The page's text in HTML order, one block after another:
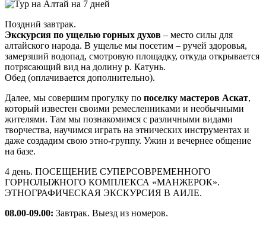
Поздний завтрак.
Экскурсия по ущелью горных духов – место силы для
алтайского народа. В ущелье мы посетим – ручей здоровья,
замерзший водопад, смотровую площадку, откуда открывается
потрясающий вид на долину р. Катунь.
Обед (оплачивается дополнительно).
Далее, мы совершим прогулку по поселку мастеров Аскат,
который известен своими ремесленниками и необычными
жителями. Там мы познакомимся с различными видами
творчества, научимся играть на этнических инструментах и
даже создадим свою этно-группу. Ужин и вечернее общение
на базе.
4 день. ПОСЕЩЕНИЕ СУПЕРСОВРЕМЕННОГО
ГОРНОЛЫЖНОГО КОМПЛЕКСА «МАНЖЕРОК».
ЭТНОГРАФИЧЕСКАЯ ЭКСКУРСИЯ В АИЛЕ.
08.00-09.00: Завтрак. Выезд из номеров.